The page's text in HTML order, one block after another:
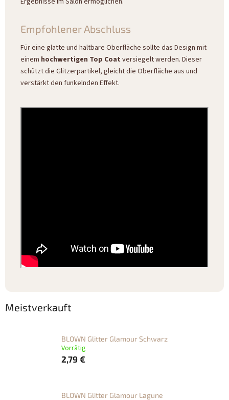
Empfohlener Abschluss
Für eine glatte und haltbare Oberfläche sollte das Design mit
einem hochwertigen Top Coat versiegelt werden. Dieser
schützt die Glitzerpartikel, gleicht die Oberfläche aus und
verstärkt den funkelnden Effekt.
Meistverkauft
BLOWN Glitter Glamour Schwarz
Vorrätig
2,79 €
BLOWN Glitter Glamour Lagune